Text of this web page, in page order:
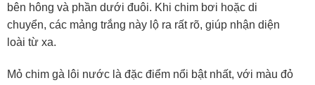
bên hông và phần dưới đuôi. Khi chim bơi hoặc di
chuyển, các mảng trắng này lộ ra rất rõ, giúp nhận diện
loài từ xa.
Mỏ chim gà lôi nước là đặc điểm nổi bật nhất, với màu đỏ